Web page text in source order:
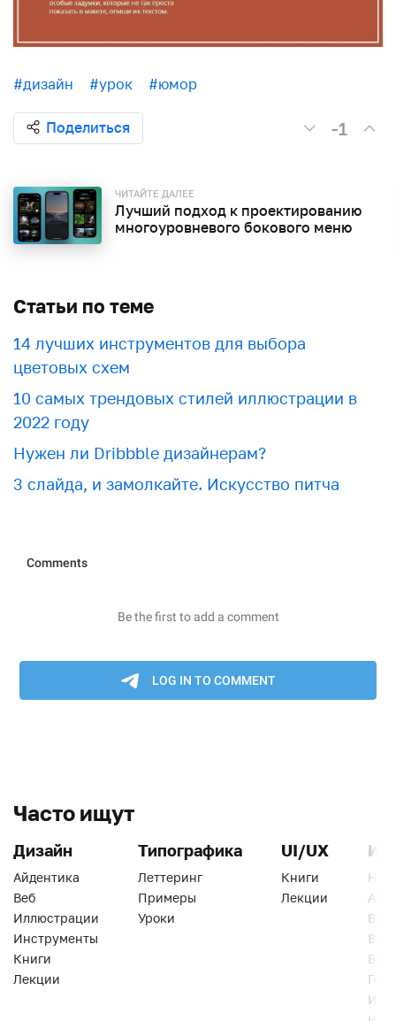
#дизайн #урок #юмор
Поделиться -1
ЧИТАЙТЕ ДАЛЕЕ
Лучший подход к проектированию
многоуровневого бокового меню
Статьи по теме
​​14 лучших инструментов для выбора
цветовых схем
10 самых трендовых стилей иллюстрации в
2022 году
Нужен ли Dribbble дизайнерам?
3 слайда, и замолкайте. Искусство питча
Часто ищут
Дизайн
Айдентика
Веб
Иллюстрации
Инструменты
Книги
Лекции
Типографика
Леттеринг
Примеры
Уроки
UI/UX
Книги
Лекции
Веб